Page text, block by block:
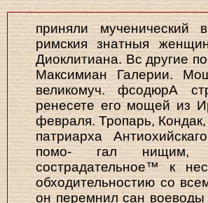
приняли мученический
римския знатныя
Диоклитиана. Вс другие
Максимиан Галерии.
великомуч. фсодюрА
ренесете его мощей из
февраля. Тропарь,
патриарха
помо- гал нищим,
сострадательное™ к
обходительностию со
он перемнил сан